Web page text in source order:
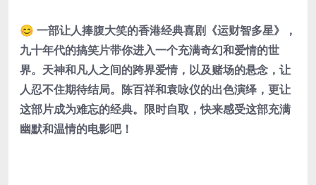
😊 一部让人捧腹大笑的香港经典喜剧《运财智多星》，
九十年代的搞笑片带你进入一个充满奇幻和爱情的世
界。天神和凡人之间的跨界爱情，以及赌场的悬念，让
人忍不住期待结局。陈百祥和袁咏仪的出色演绎，更让
这部片成为难忘的经典。限时自取，快来感受这部充满
幽默和温情的电影吧！